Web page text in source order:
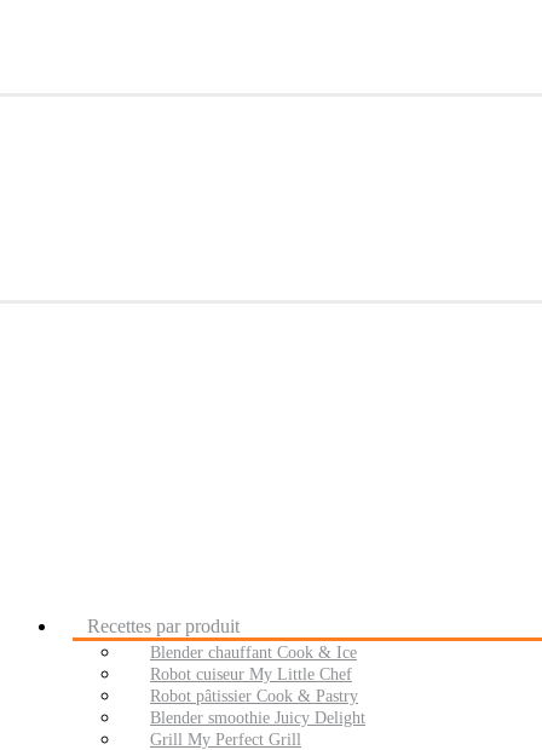
Recettes par produit
Blender chauffant Cook & Ice
Robot cuiseur My Little Chef
Robot pâtissier Cook & Pastry
Blender smoothie Juicy Delight
Grill My Perfect Grill